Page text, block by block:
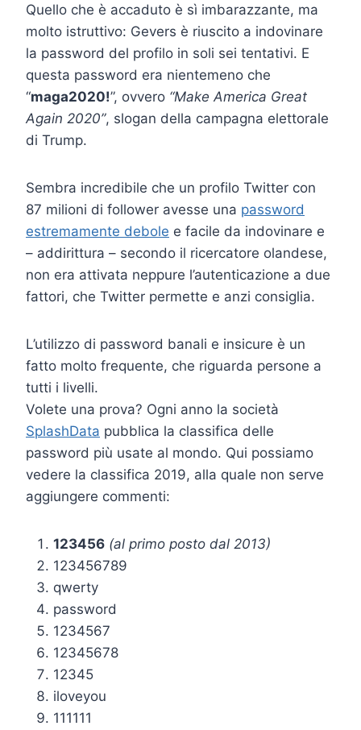
Quello che è accaduto è sì imbarazzante, ma
molto istruttivo: Gevers è riuscito a indovinare
la password del profilo in soli sei tentativi. E
questa password era nientemeno che
“maga2020!”, ovvero “Make America Great
Again 2020”, slogan della campagna elettorale
di Trump.
Sembra incredibile che un profilo Twitter con
87 milioni di follower avesse una password
estremamente debole e facile da indovinare e
– addirittura – secondo il ricercatore olandese,
non era attivata neppure l’autenticazione a due
fattori, che Twitter permette e anzi consiglia.
L’utilizzo di password banali e insicure è un
fatto molto frequente, che riguarda persone a
tutti i livelli.
Volete una prova? Ogni anno la società
SplashData pubblica la classifica delle
password più usate al mondo. Qui possiamo
vedere la classifica 2019, alla quale non serve
aggiungere commenti:
123456 (al primo posto dal 2013)
123456789
qwerty
password
1234567
12345678
12345
iloveyou
111111